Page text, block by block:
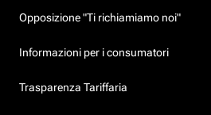
Opposizione "Ti richiamiamo noi"
Informazioni per i consumatori
Trasparenza Tariffaria